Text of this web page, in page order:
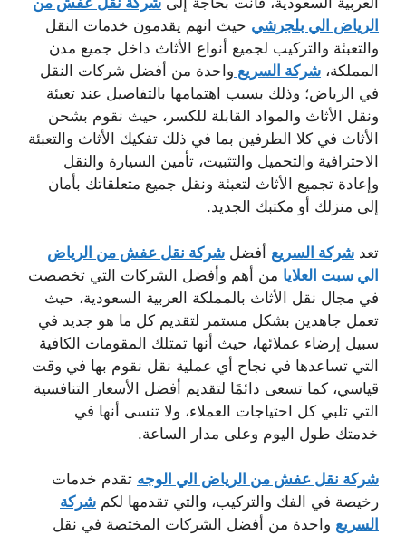
الرياض الي بلجرشي حيث انهم يقدمون خدمات النقل
والتعبئة والتركيب لجميع أنواع الأثاث داخل جميع مدن
المملكة، شركة السريع واحدة من أفضل شركات النقل
في الرياض؛ وذلك بسبب اهتمامها بالتفاصيل عند تعبئة
ونقل الأثاث والمواد القابلة للكسر، حيث نقوم بشحن
الأثاث في كلا الطرفين بما في ذلك تفكيك الأثاث والتعبئة
الاحترافية والتحميل والتثبيت، تأمين السيارة والنقل
وإعادة تجميع الأثاث لتعبئة ونقل جميع متعلقاتك بأمان
إلى منزلك أو مكتبك الجديد.
تعد شركة السريع أفضل شركة نقل عفش من الرياض
الي سبت العلايا من أهم وأفضل الشركات التي تخصصت
في مجال نقل الأثاث بالمملكة العربية السعودية، حيث
تعمل جاهدين بشكل مستمر لتقديم كل ما هو جديد في
سبيل إرضاء عملائها، حيث أنها تمتلك المقومات الكافية
التي تساعدها في نجاح أي عملية نقل نقوم بها في وقت
قياسي، كما تسعى دائمًا لتقديم أفضل الأسعار التنافسية
التي تلبي كل احتياجات العملاء، ولا تنسى أنها في
خدمتك طول اليوم وعلى مدار الساعة.
شركة نقل عفش من الرياض الي الوجه تقدم خدمات
رخيصة في الفك والتركيب، والتي تقدمها لكم شركة
السريع واحدة من أفضل الشركات المختصة في نقل